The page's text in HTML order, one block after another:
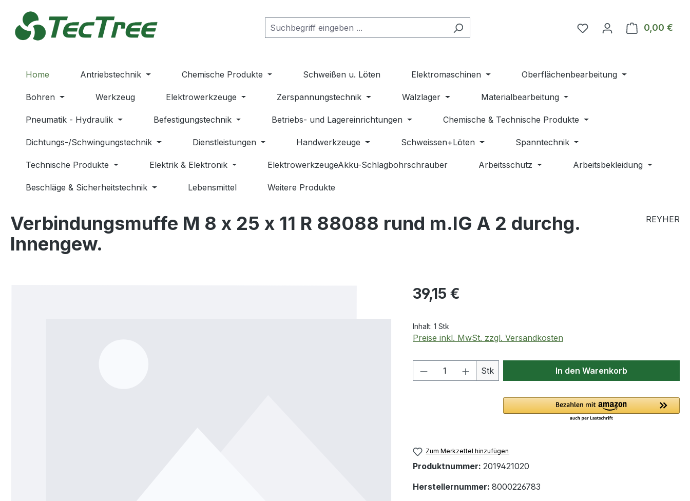
Hauptinhalt springen
Zur Suche springen
Zur Hauptnavigation springen
Du hast 0 Produkte auf
0,00 €
Home Antriebstechnik Chemische Produkte Schweißen u. Löten Elektromaschinen Oberflächenbearbeitung
Bohren Werkzeug Elektrowerkzeuge Zerspannungstechnik Wälzlager Materialbearbeitung
Pneumatik - Hydraulik Befestigungstechnik Betriebs- und Lagereinrichtungen Chemische & Technische Produkte
Dichtungs-/Schwingungstechnik Dienstleistungen Handwerkzeuge Schweissen+Löten Spanntechnik
Technische Produkte Elektrik & Elektronik ElektrowerkzeugeAkku-Schlagbohrschrauber Arbeitsschutz Arbeitsbekleidung
Beschläge & Sicherheitstechnik Lebensmittel Weitere Produkte
Verbindungsmuffe M 8 x 25 x 11 R 88088 rund m.IG A 2 durchg.
Innengew.
REYHER
Regulärer Preis:
39,15 €
Inhalt: 1 Stk
Preise inkl. MwSt. zzgl. Versandkosten
Produkt Anzahl: Gib den gewünschten Wert
Stk In den Warenkorb
Zum Merkzettel hinzufügen
Produktnummer: 2019421020
Herstellernummer: 8000226783